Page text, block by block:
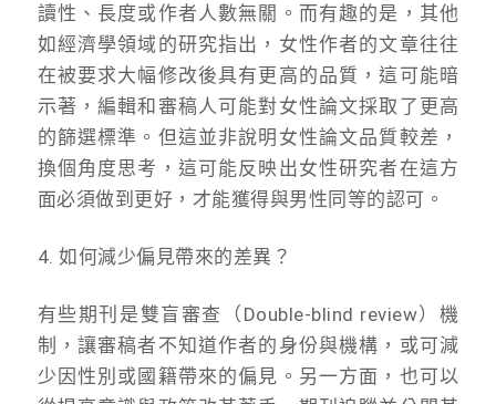
讀性、長度或作者人數無關。而有趣的是，其他
如經濟學領域的研究指出，女性作者的文章往往
在被要求大幅修改後具有更高的品質，這可能暗
示著，編輯和審稿人可能對女性論文採取了更高
的篩選標準。但這並非說明女性論文品質較差，
換個角度思考，這可能反映出女性研究者在這方
面必須做到更好，才能獲得與男性同等的認可。
4. 如何減少偏見帶來的差異？
有些期刊是雙盲審查（Double-blind review）機
制，讓審稿者不知道作者的身份與機構，或可減
少因性別或國籍帶來的偏見。另一方面，也可以